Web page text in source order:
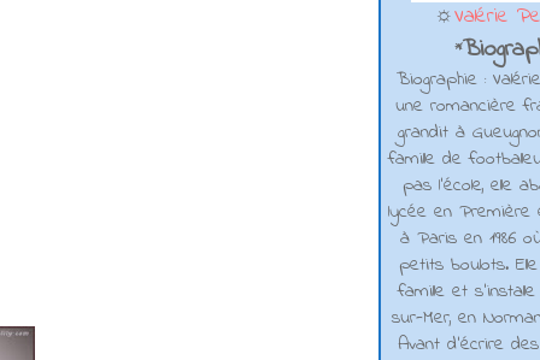
☼Valérie
*
Biographie :
une romancière
grandit à
famille de
pas l'école, elle
lycée en
à Paris en 1986
petits boulots.
famille et
sur-Mer, en
Avant d’écrire